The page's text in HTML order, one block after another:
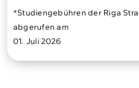
*Studiengebühren der Riga
abgerufen am
01. Juli 2026